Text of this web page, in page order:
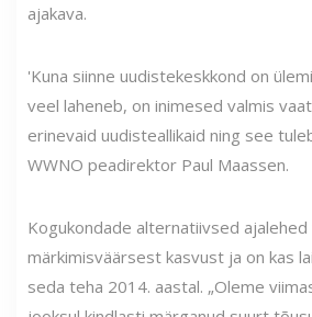
ajakava.
'Kuna siinne uudistekeskkond on
veel laheneb, on inimesed valmis
erinevaid uudisteallikaid ning see
WWNO peadirektor Paul Maassen.
Kogukondade alternatiivsed
märkimisväärsest kasvust ja on kas
seda teha 2014. aastal. „Oleme